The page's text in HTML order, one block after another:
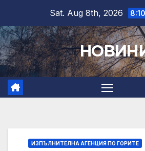
content
Sat. Aug 8th, 2026
ИЗПЪЛНИТЕЛНА АГЕНЦИЯ ПО ГОРИТЕ